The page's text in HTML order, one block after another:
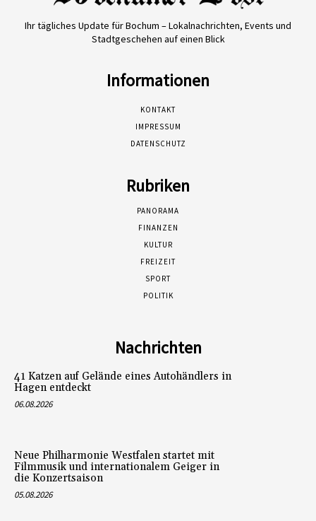
Ihr tägliches Update für Bochum – Lokalnachrichten, Events und
Stadtgeschehen auf einen Blick
Informationen
KONTAKT
IMPRESSUM
DATENSCHUTZ
Rubriken
PANORAMA
FINANZEN
KULTUR
FREIZEIT
SPORT
POLITIK
Nachrichten
41 Katzen auf Gelände eines Autohändlers in
Hagen entdeckt
06.08.2026
Neue Philharmonie Westfalen startet mit
Filmmusik und internationalem Geiger in
die Konzertsaison
05.08.2026